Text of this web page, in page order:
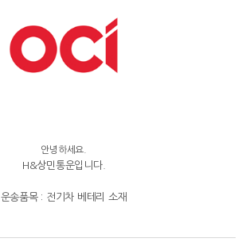
안녕하세요.
H&상민통운입니다.
운송품목 : 전기차 베테리 소재